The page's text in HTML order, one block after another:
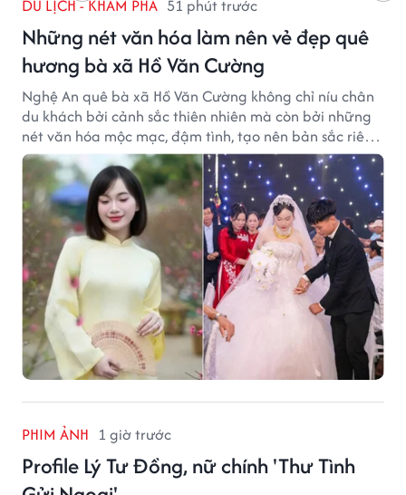
DU LỊCH - KHÁM PHÁ 51 phút trước
Những nét văn hóa làm nên vẻ đẹp quê
hương bà xã Hồ Văn Cường
Nghệ An quê bà xã Hồ Văn Cường không chỉ níu chân
du khách bởi cảnh sắc thiên nhiên mà còn bởi những
nét văn hóa mộc mạc, đậm tình, tạo nên bản sắc riêng
của vùng đất xứ Nghệ.
PHIM ẢNH 1 giờ trước
Profile Lý Tư Đồng, nữ chính 'Thư Tình